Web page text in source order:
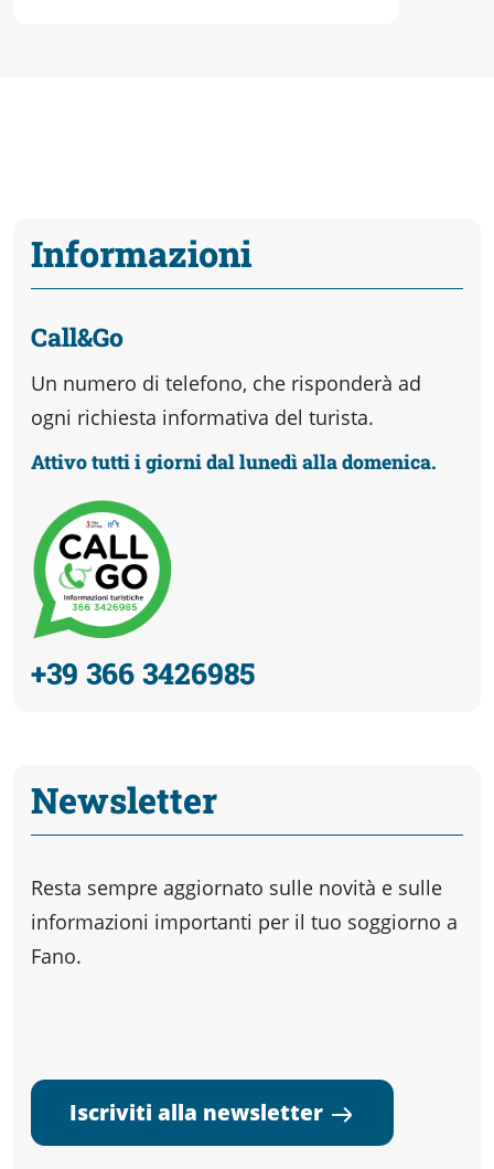
Informazioni
Call&Go
Un numero di telefono, che risponderà ad
ogni richiesta informativa del turista.
Attivo tutti i giorni dal lunedì alla domenica.
+39 366 3426985
Newsletter
Resta sempre aggiornato sulle novità e sulle
informazioni importanti per il tuo soggiorno a
Fano.
Iscriviti alla newsletter